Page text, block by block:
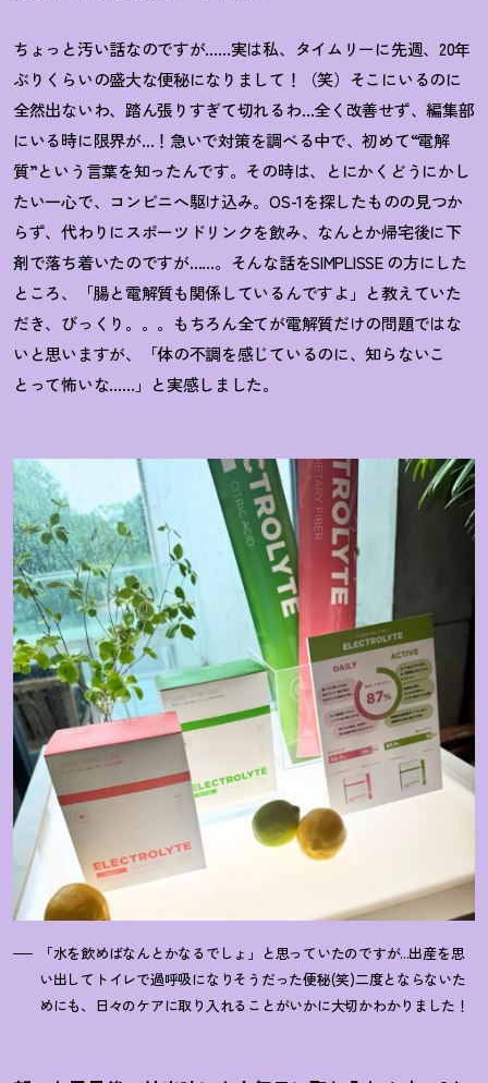
ちょっと汚い話なのですが……実は私、タイムリーに先週、20年
ぶりくらいの盛大な便秘になりまして ！
（笑）そこにいるのに
全然出ないわ、踏ん張りすぎて切れるわ…全く改善せず、編集部
にいる時に限界が… ！ 急いで対策を調べる中で、初めて“電解
質”という言葉を知ったんです。その時は、とにかくどうにかし
たい一心で、コンビニへ駆け込み。OS-1を探したものの見つか
らず、代わりにスポーツドリンクを飲み、なんとか帰宅後に下
剤で落ち着いたのですが……。そんな話をSIMPLISSEの方にした
ところ、「腸と電解質も関係しているんですよ」と教えていた
だき、びっくり。。。もちろん全てが電解質だけの問題ではな
いと思いますが、「体の不調を感じているのに、知らないこ
とって怖いな……」と実感しました。
「水を飲めばなんとかなるでしょ」と思っていたのですが...出産を思
い出してトイレで過呼吸になりそうだった便秘(笑)二度とならないた
めにも、日々のケアに取り入れることがいかに大切かわかりました ！